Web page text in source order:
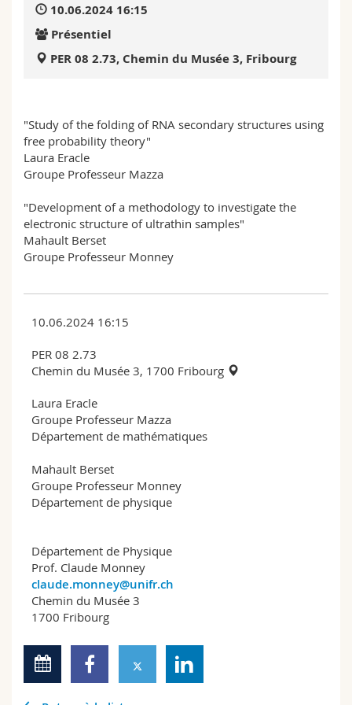
Sciences et médecine
Interfacultaire
Collaborateurs
Doctorants
Webmail
Programme des cours
10.06.2024 16:15
Présentiel
PER 08 2.73, Chemin du Musée 3, Fribourg
"Study of the folding of RNA secondary structures using
free probability theory"
Laura Eracle
Groupe Professeur Mazza
"Development of a methodology to investigate the
electronic structure of ultrathin samples"
Mahault Berset
Groupe Professeur Monney
10.06.2024 16:15
PER 08 2.73
Chemin du Musée 3, 1700 Fribourg
Laura Eracle
Groupe Professeur Mazza
Département de mathématiques
Mahault Berset
Groupe Professeur Monney
Département de physique
Département de Physique
Prof. Claude Monney
claude.monney@unifr.ch
Chemin du Musée 3
1700 Fribourg